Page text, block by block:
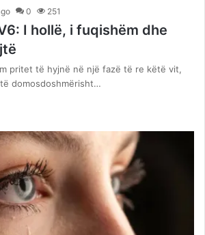
0 251
I hollë, i fuqishëm dhe
pritet të hyjnë në një fazë të re këtë vit,
domosdoshmërisht…